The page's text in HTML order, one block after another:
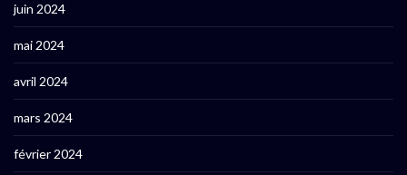
juin 2024
mai 2024
avril 2024
mars 2024
février 2024